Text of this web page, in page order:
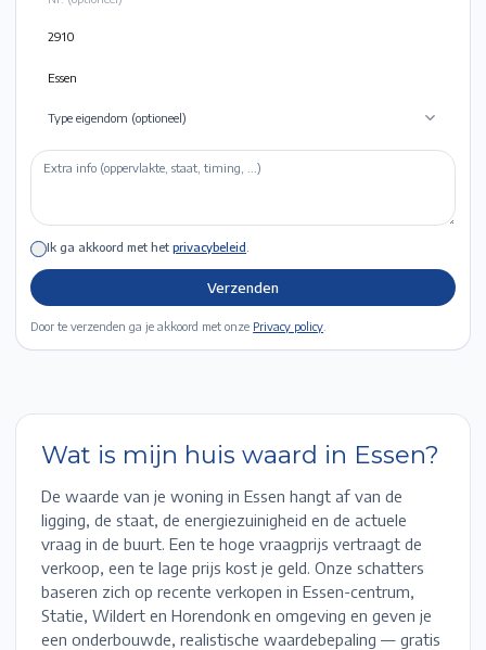
Type eigendom (optioneel)
Ik ga akkoord met het privacybeleid
Verzenden
Door te verzenden ga je akkoord met onze Privacy policy
Wat is mijn huis waard in Essen?
De waarde van je woning in Essen hangt af van de
ligging, de staat, de energiezuinigheid en de actuele
vraag in de buurt. Een te hoge vraagprijs vertraagt de
verkoop, een te lage prijs kost je geld. Onze schatters
baseren zich op recente verkopen in Essen-centrum,
Statie, Wildert en Horendonken omgeving en geven je
een onderbouwde, realistische waardebepaling — gratis